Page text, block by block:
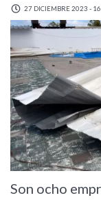
27 DICIEMBRE 2023 -
Son ocho